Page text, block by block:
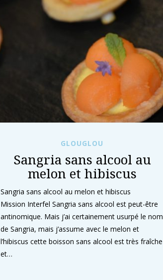
GLOUGLOU
Sangria sans alcool au
melon et hibiscus
Sangria sans alcool au melon et hibiscus
Mission Interfel Sangria sans alcool est peut-être
antinomique. Mais j’ai certainement usurpé le nom
de Sangria, mais j’assume avec le melon et
l’hibiscus cette boisson sans alcool est très fraîche
et…